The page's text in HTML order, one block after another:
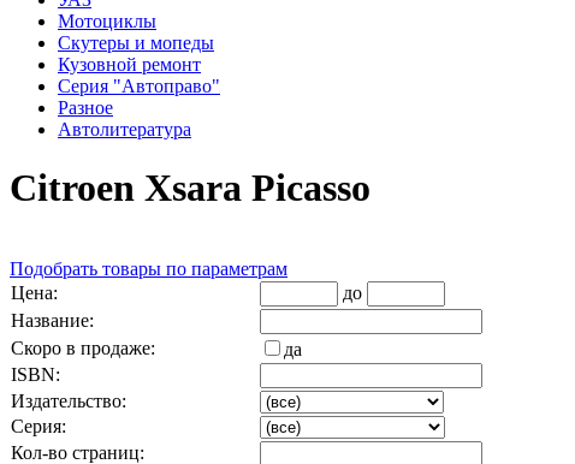
Мотоциклы
Скутеры и мопеды
Кузовной ремонт
Серия "Автоправо"
Разное
Автолитература
Citroen Xsаrа Picasso
Подобрать товары по параметрам
Цена:
до
Название:
Скоро в продаже:
да
ISBN:
Издательство:
Серия:
Кол-во страниц: